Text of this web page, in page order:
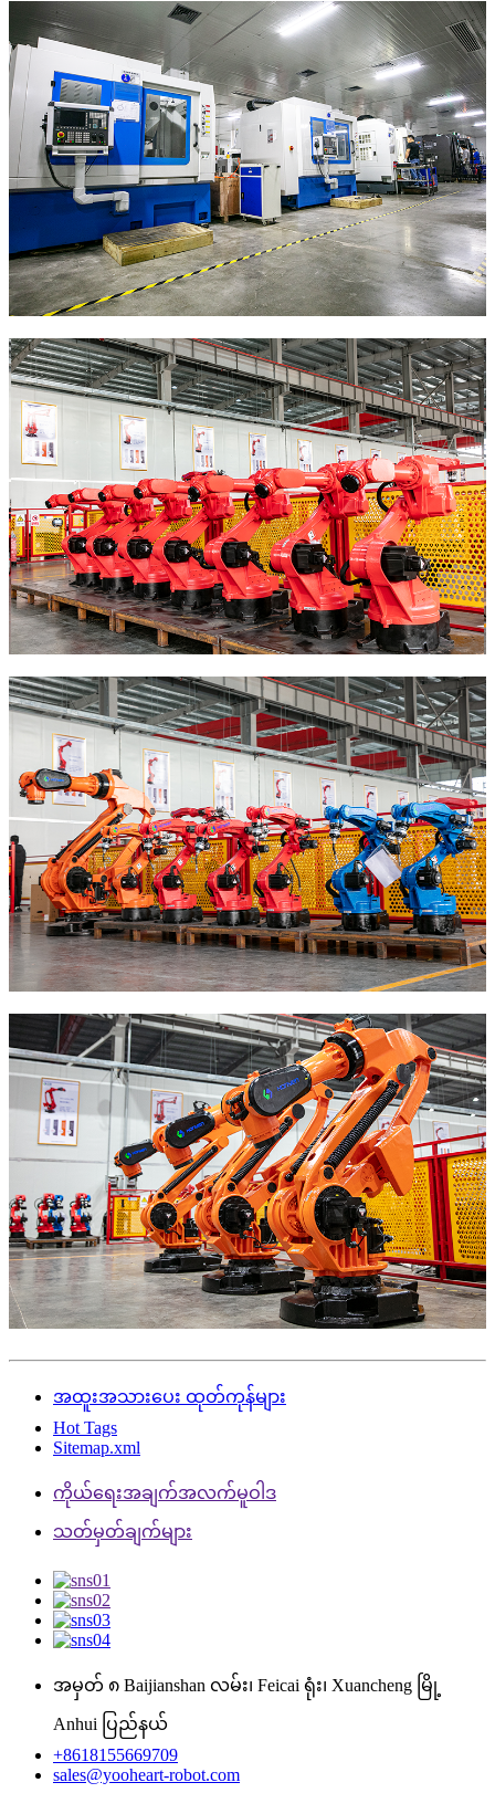
အထူးအသားပေး ထုတ်ကုန်များ
Hot Tags
Sitemap.xml
ကိုယ်ရေးအချက်အလက်မူဝါဒ
သတ်မှတ်ချက်များ
အမှတ် ၈ Baijianshan လမ်း၊ Feicai ရုံး၊ Xuancheng မြို့
Anhui ပြည်နယ်
+8618155669709
sales@yooheart-robot.com